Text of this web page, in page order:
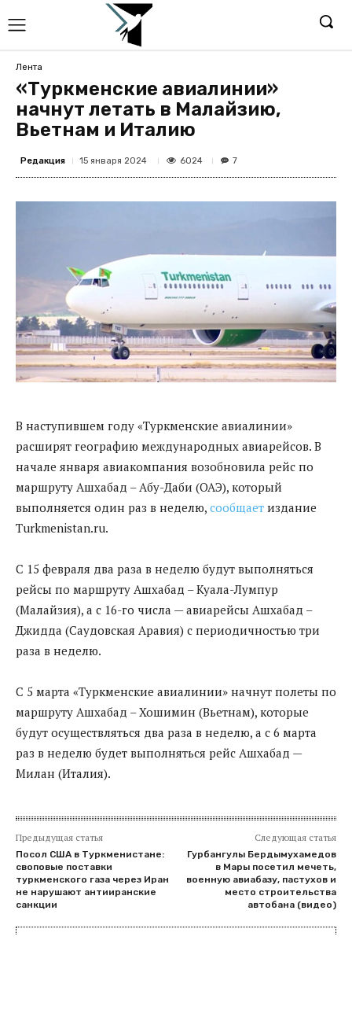
Лента
«Туркменские авиалинии»
начнут летать в Малайзию,
Вьетнам и Италию
Редакция 15 января 2024 6024 7
В наступившем году «Туркменские авиалинии»
расширят географию международных авиарейсов. В
начале января авиакомпания возобновила рейс по
маршруту Ашхабад – Абу-Даби (ОАЭ), который
выполняется один раз в неделю, сообщает издание
Turkmenistan.ru.
С 15 февраля два раза в неделю будут выполняться
рейсы по маршруту Ашхабад – Куала-Лумпур
(Малайзия), а с 16-го числа — авиарейсы Ашхабад –
Джидда (Саудовская Аравия) с периодичностью три
раза в неделю.
С 5 марта «Туркменские авиалинии» начнут полеты по
маршруту Ашхабад – Хошимин (Вьетнам), которые
будут осуществляться два раза в неделю, а с 6 марта
раз в неделю будет выполняться рейс Ашхабад —
Милан (Италия).
Предыдущая статья
Посол США в Туркменистане:
своповые поставки
туркменского газа через Иран
не нарушают антииранские
санкции
Следующая статья
Гурбангулы Бердымухамедов
в Мары посетил мечеть,
военную авиабазу, пастухов и
место строительства
автобана (видео)